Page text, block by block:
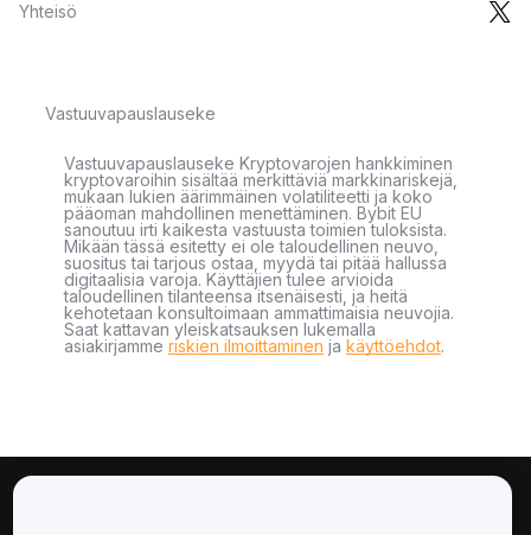
Yhteisö
Vastuuvapauslauseke
Vastuuvapauslauseke Kryptovarojen hankkiminen
kryptovaroihin sisältää merkittäviä markkinariskejä,
mukaan lukien äärimmäinen volatiliteetti ja koko
pääoman mahdollinen menettäminen. Bybit EU
sanoutuu irti kaikesta vastuusta toimien tuloksista.
Mikään tässä esitetty ei ole taloudellinen neuvo,
suositus tai tarjous ostaa, myydä tai pitää hallussa
digitaalisia varoja. Käyttäjien tulee arvioida
taloudellinen tilanteensa itsenäisesti, ja heitä
kehotetaan konsultoimaan ammattimaisia neuvojia.
Saat kattavan yleiskatsauksen lukemalla
asiakirjamme riskien ilmoittaminen ja käyttöehdot.